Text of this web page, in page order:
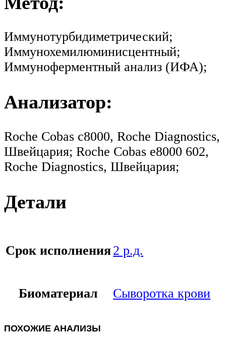
Иммунотурбидиметрический;
Иммунохемилюминисцентный;
Иммуноферментный анализ (ИФА);
Анализатор:
Roche Cobas c8000, Roche Diagnostics,
Швейцария; Roche Cobas e8000 602,
Roche Diagnostics, Швейцария;
Детали
Срок исполнения2 р.д.
Биоматериал Сыворотка крови
ПОХОЖИЕ АНАЛИЗЫ